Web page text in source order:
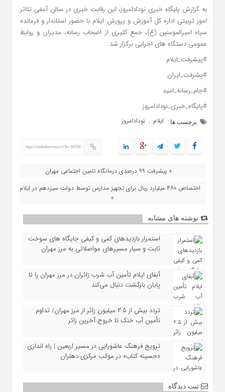
به گزارش پایگاه خبری نودادامروز، این رقابت خبری در سالن آمفی تئاتر
امور تربیتی اداره کل آموزش و پرورش ایلام با حضور استاندار و فرمانده
سپاه امیرالمومنین (ع)، جمع کثیری از اصحاب رسانه، مدیران و روابط
عمومی دستگاه های اجرایی برگزار شد.
#پیشرفت_ایلام
#پشرفت_ایران
#جام_رسانه_امید
#پایگاه_خبری_نودادامروز
برچسب ها : ایلام , نودادامروز
https://nodademrooz.ir/?p=16734
« پیشرفت ۹۹ درصدی درمانگاه تامین اجتماعی مهران
اختصاص ۴۸۰ میلیارد ریال برای تجهیز مدارس توسط دولت سیزدهم در ایلام
»
نوشته های مشابه
استمرار بازدیدهای کمی و کیفی جایگاه‌ های سوخت
ثابت و سیار مسیرهای مواصلاتی به مرز مهران
آبفای ایلام تأمین آب شرب زائران در مرز مهران را تا
پایان بازگشت دنبال می‌کند
تردد بیش از ۲.۵ میلیون زائر از مرز مهران/ تداوم
تأمین آب خنک تا خروج آخرین زائر
ترویج فرهنگ عاشورایی در مسیر اربعین | راه‌ اندازی
«حسینه کتاب» در موکب مرکزی دهلران
ثبت دیدگاه